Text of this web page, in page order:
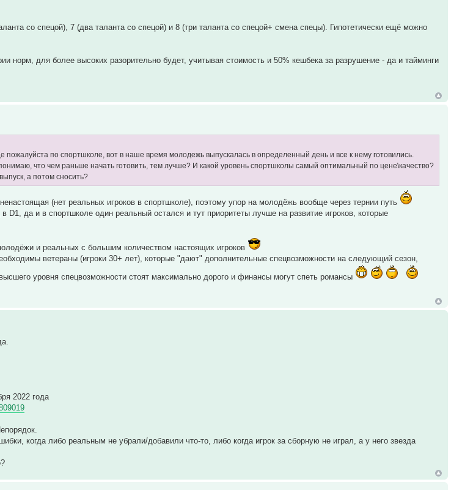
со спецой), 7 (два таланта со спецой) и 8 (три таланта со спецой+ смена спецы). Гипотетически ещё можно
норм, для более высоких разорительно будет, учитывая стоимость и 50% кешбека за разрушение - да и тайминги
по спортшколе, вот в наше время молодежь выпускалась в определенный день и все к нему готовились.
что чем раньше начать готовить, тем лучше? И какой уровень спортшколы самый оптимальный по цене\качество?
а потом сносить?
(нет реальных игроков в спортшколе), поэтому упор на молодёжь вообще через тернии путь
D1, да и в спортшколе один реальный остался и тут приоритеты лучше на развитие игроков, которые
и реальных с большим количеством настоящих игроков
ветераны (игроки 30+ лет), которые "дают" дополнительные спецвозможности на следующий сезон,
уровня спецвозможности стоят максимально дорого и финансы могут спеть романсы
2022 года
когда либо реальным не убрали/добавили что-то, либо когда игрок за сборную не играл, а у него звезда